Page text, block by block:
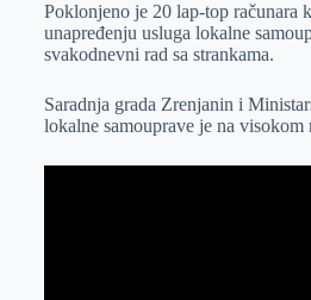
Poklonjeno je 20 lap-top računara
unapređenju usluga lokalne
svakodnevni rad sa strankama.
Saradnja grada Zrenjanin i
lokalne samouprave je na visokom